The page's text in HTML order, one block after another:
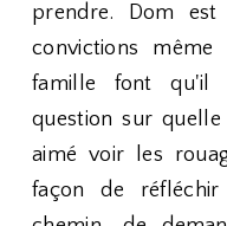
prendre. Dom
convictions
famille font qu'il
question sur quelle
aimé voir les
façon de